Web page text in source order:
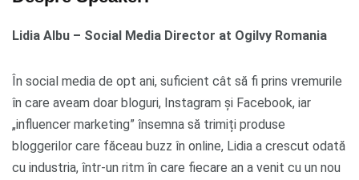
Lidia Albu – Social Media Director at Ogilvy Romania
În social media de opt ani, suficient cât să fi prins vremurile
în care aveam doar bloguri, Instagram și Facebook, iar
„influencer marketing” însemna să trimiți produse
bloggerilor care făceau buzz în online, Lidia a crescut odată
cu industria, într-un ritm în care fiecare an a venit cu un nou